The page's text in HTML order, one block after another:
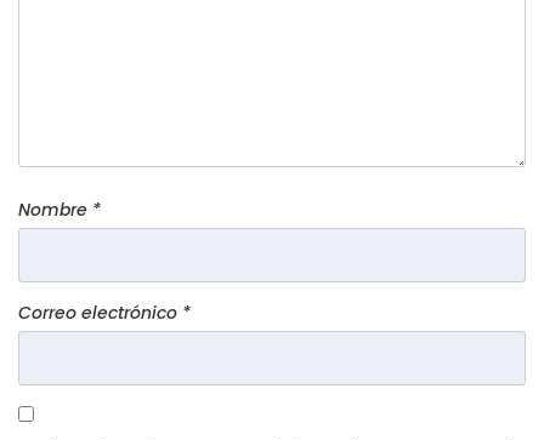
Nombre *
Correo electrónico *